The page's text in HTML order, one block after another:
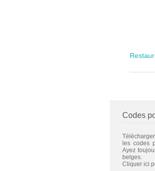
Codes
les codes
Ayez
belges.
Cliquer ici